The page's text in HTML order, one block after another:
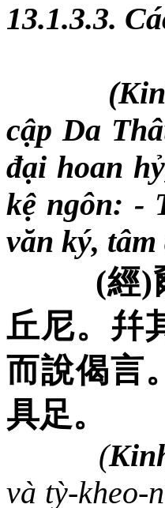
13.1.3.3.
cập Da
đại hoan
kệ ngôn: -
văn ký,
(經)
丘尼。幷
而說偈言
具足。
(
và tỳ-kheo-